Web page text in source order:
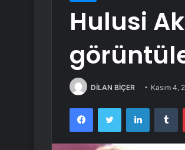
Hulusi
DİLAN BİÇER Kasım 4,
FacebookTwitter LinkedIn